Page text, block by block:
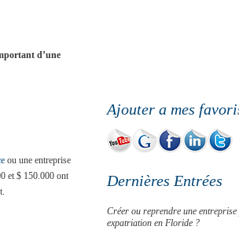
d’une
ou une entreprise
et $ 150.000 ont
Ajouter a mes
Dernières Entrées
Créer ou reprendre une
expatriation en Floride ?